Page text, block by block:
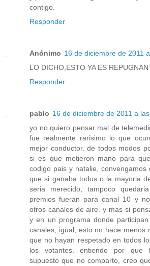
contigo.
Responder
Anónimo 16 de diciembre de 2011
LO DICHO,ESTO YA ES
Responder
pablo 16 de diciembre de 2011 a
yo no quiero pensar mal de
fue realmente rarisimo lo que
mejor conductor. de todos modos
si es que metieron mano para
codigo pais y natalie,
que si ganaba todos o la mayoria
seria merecido, tampoco
premios fueran para canal 10 y
otros canales de aire. y mas si
y en un programa donde
canales; igual, esto no hace menos
que no hayan respetado en todos
los votantes. entiendo por que
supuesto que no comparto, creo